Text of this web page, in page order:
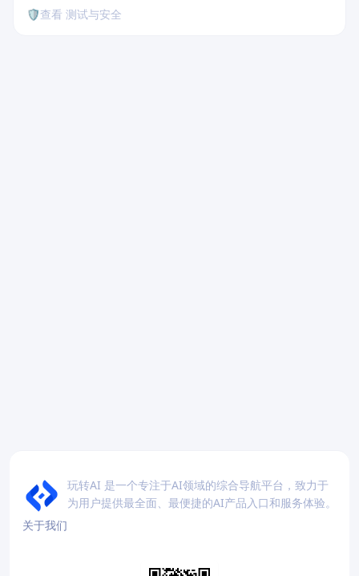
🛡️查看 测试与安全
玩转AI 是一个专注于AI领域的综合导航平台，致力于
为用户提供最全面、最便捷的AI产品入口和服务体验。
关于我们